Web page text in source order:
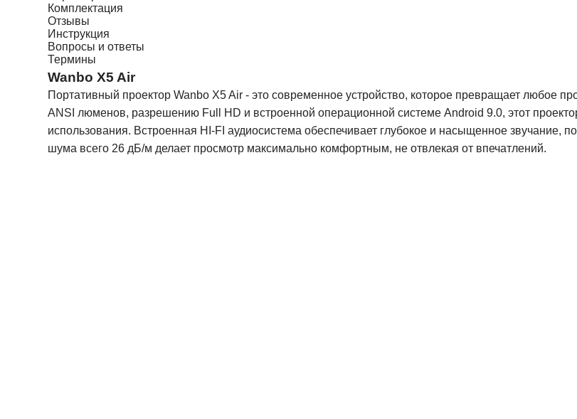
Комплектация
Отзывы
Инструкция
Вопросы и ответы
Термины
Wanbo X5 Air
Портативный проектор Wanbo X5 Air - это современное устройство, которое превращает любое
ANSI люменов, разрешению Full HD и встроенной операционной системе Android 9.0, этот
использования. Встроенная HI-FI аудиосистема обеспечивает глубокое и насыщенное звучание,
шума всего 26 дБ/м делает просмотр максимально комфортным, не отвлекая от впечатлений.